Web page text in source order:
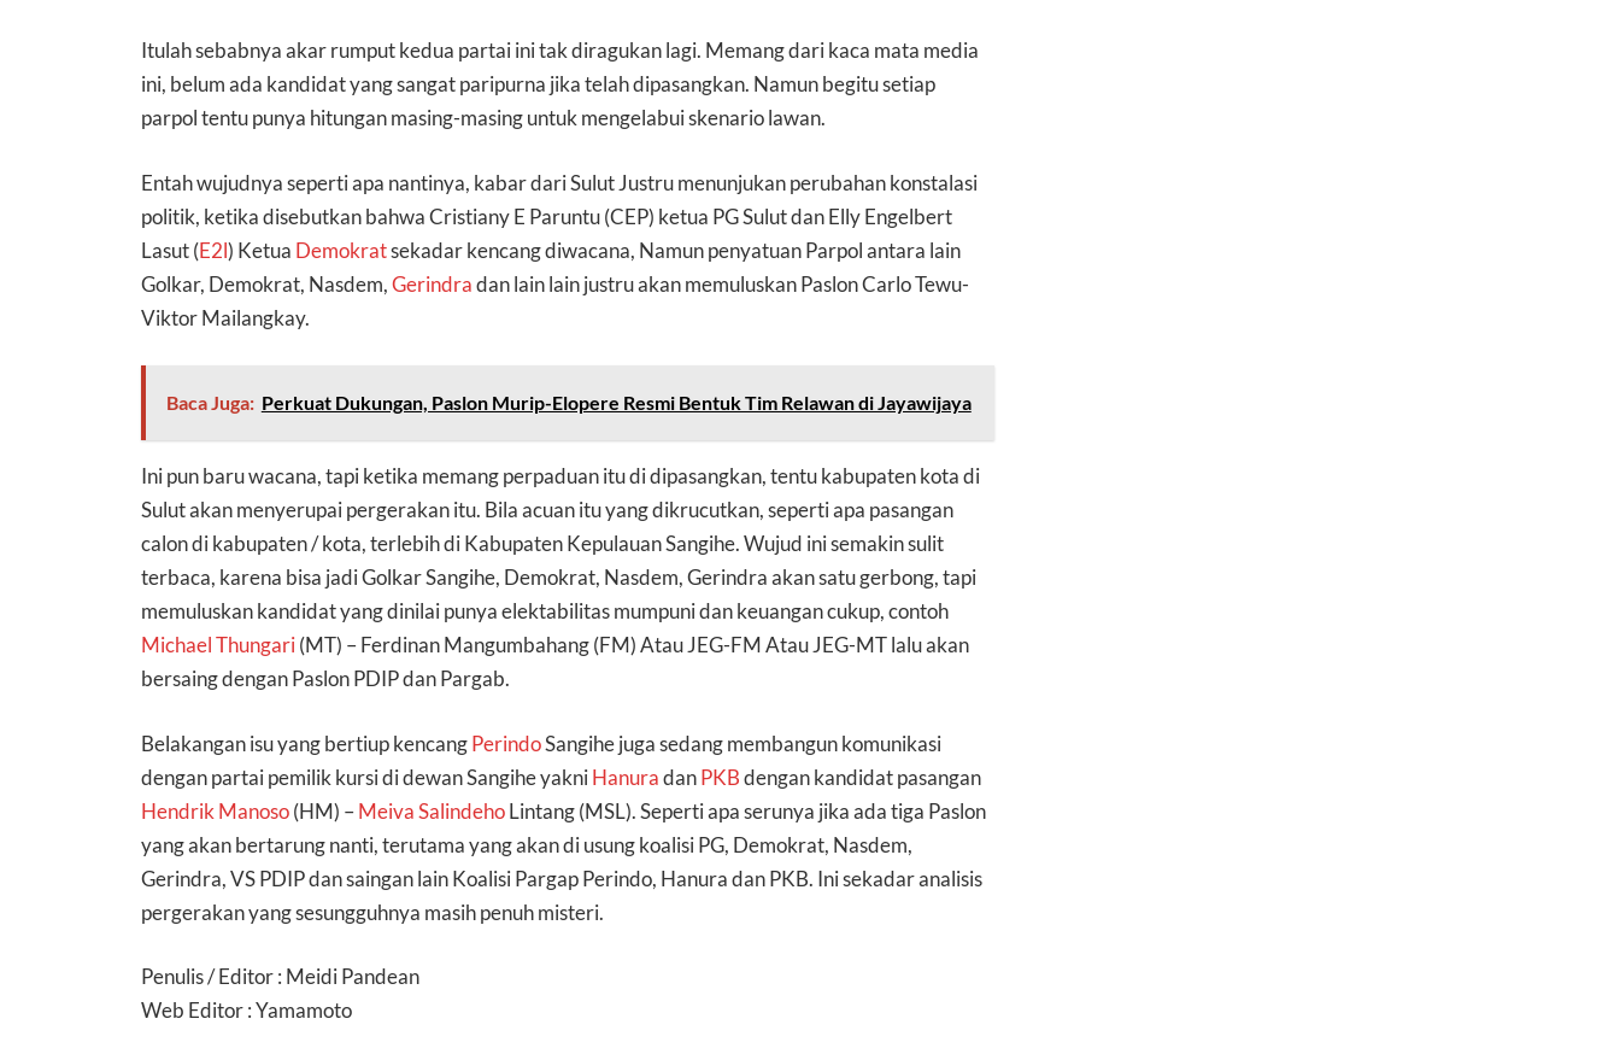
Itulah sebabnya akar rumput kedua partai ini tak diragukan lagi. Memang dari kaca mata media
ini, belum ada kandidat yang sangat paripurna jika telah dipasangkan. Namun begitu setiap
parpol tentu punya hitungan masing-masing untuk mengelabui skenario lawan.
Entah wujudnya seperti apa nantinya, kabar dari Sulut Justru menunjukan perubahan konstalasi
politik, ketika disebutkan bahwa Cristiany E Paruntu (CEP) ketua PG Sulut dan Elly Engelbert
Lasut (E2l) Ketua Demokratsekadar kencang diwacana, Namun penyatuan Parpol antara lain
Golkar, Demokrat, Nasdem,Gerindra dan lain lain justru akan memuluskan Paslon Carlo Tewu-
Viktor Mailangkay.
Baca Juga: Perkuat Dukungan, Paslon Murip-Elopere Resmi Bentuk Tim Relawan di Jayawijaya
Ini pun baru wacana, tapi ketika memang perpaduan itu di dipasangkan, tentu kabupaten kota di
Sulut akan menyerupai pergerakan itu. Bila acuan itu yang dikrucutkan, seperti apa pasangan
calon di kabupaten / kota, terlebih di Kabupaten Kepulauan Sangihe. Wujud ini semakin sulit
terbaca, karena bisa jadi Golkar Sangihe, Demokrat, Nasdem, Gerindra akan satu gerbong, tapi
memuluskan kandidat yang dinilai punya elektabilitas mumpuni dan keuangan cukup, contoh
Michael Thungari (MT) – Ferdinan Mangumbahang (FM) Atau JEG-FM Atau JEG-MT lalu akan
bersaing dengan Paslon PDIP dan Pargab.
Belakangan isu yang bertiup kencang PerindoSangihe juga sedang membangun komunikasi
dengan partai pemilik kursi di dewan Sangihe yakni Hanura dan PKB dengan kandidat pasangan
Hendrik Manoso (HM) – Meiva Salindeho Lintang (MSL). Seperti apa serunya jika ada tiga Paslon
yang akan bertarung nanti, terutama yang akan di usung koalisi PG, Demokrat, Nasdem,
Gerindra, VS PDIP dan saingan lain Koalisi Pargap Perindo, Hanura dan PKB. Ini sekadar analisis
pergerakan yang sesungguhnya masih penuh misteri.
Penulis / Editor : Meidi Pandean
Web Editor : Yamamoto